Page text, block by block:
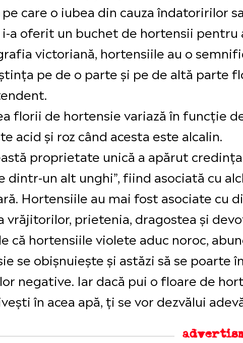
care o iubea din cauza îndatoririlor
a oferit un buchet de hortensii pentru
victoriană, hortensiile au o
pe de o parte și pe de altă parte
florii de hortensie variază în funcție
acid și roz când acesta este alcalin.
proprietate unică a apărut
dintr-un alt unghi”, fiind asociată cu
Hortensiile au mai fost asociate cu
vrăjitorilor, prietenia, dragostea și
că hortensiile violete aduc noroc,
se obișnuiește și astăzi să se
negative. Iar dacă pui o floare de
în acea apă, ți se vor dezvălui